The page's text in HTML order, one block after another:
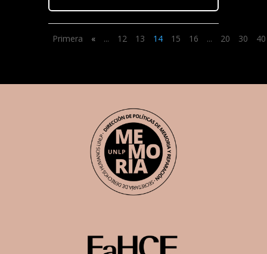
Primera « ... 12 13 14 15 16 ... 20 30 40